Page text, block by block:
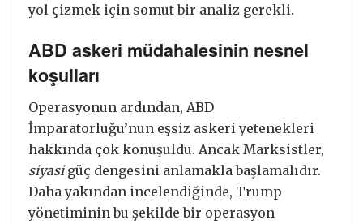
yol çizmek için somut bir analiz gerekli.
ABD askeri müdahalesinin nesnel
koşulları
Operasyonun ardından, ABD
İmparatorluğu’nun eşsiz askeri yetenekleri
hakkında çok konuşuldu. Ancak Marksistler,
siyasigüç dengesini anlamakla başlamalıdır.
Daha yakından incelendiğinde, Trump
yönetiminin bu şekilde bir operasyon